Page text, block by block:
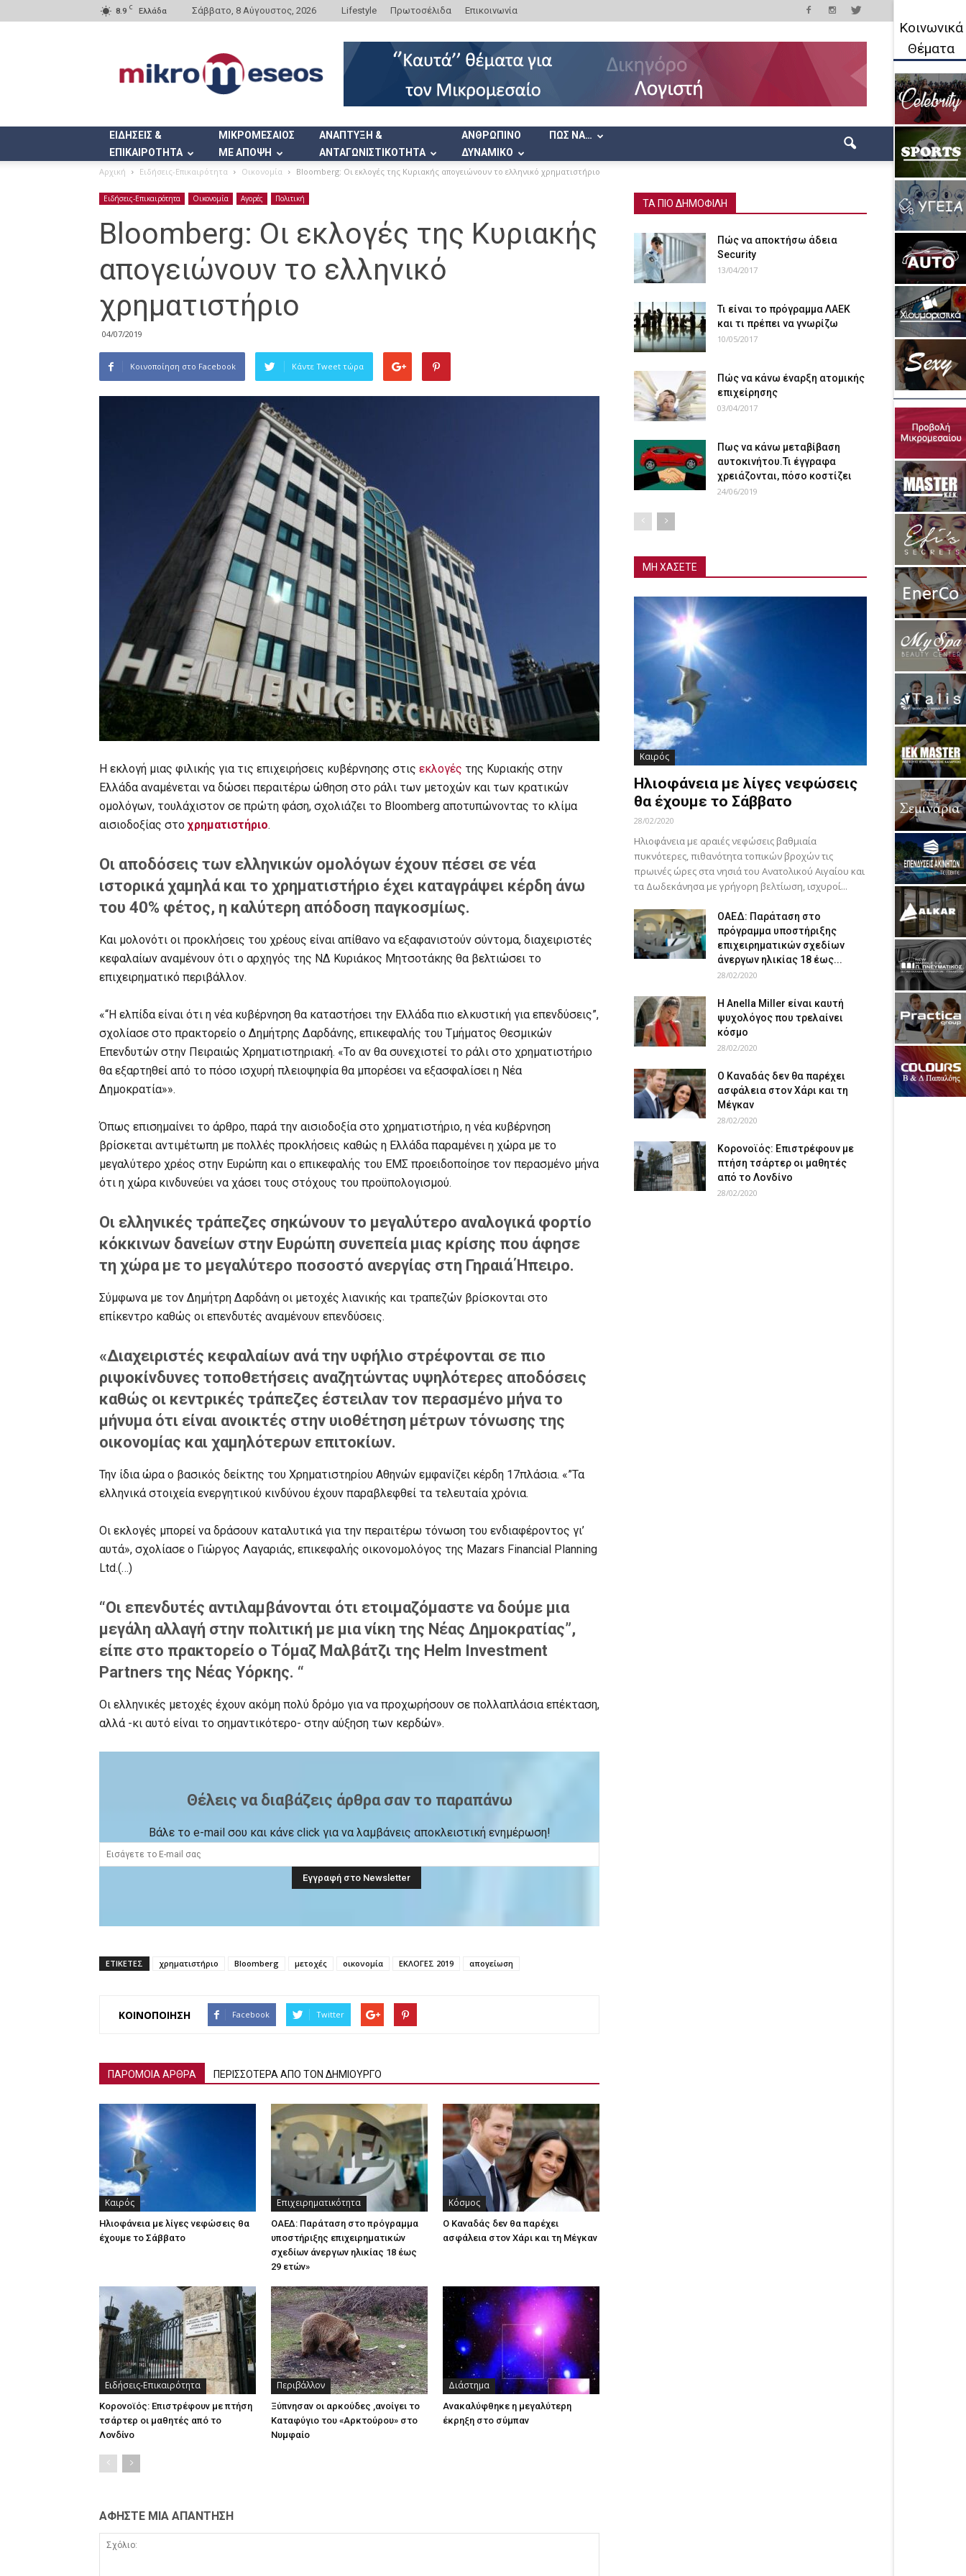
8.9 C Ελλάδα Σάββατο, 8 Αύγουστος, 2026 Lifestyle Πρωτοσέλιδα Επικοινωνία
ΕΙΔΗΣΕΙΣ &
ΕΠΙΚΑΙΡΟΤΗΤΑ
ΜΙΚΡΟΜΕΣΑΙΟΣ
ΜΕ ΑΠΟΨΗ
ΑΝΑΠΤΥΞΗ &
ΑΝΤΑΓΩΝΙΣΤΙΚΟΤΗΤΑ
ΑΝΘΡΩΠΙΝΟ
ΔΥΝΑΜΙΚΟ
ΠΩΣ ΝΑ…
Αρχική Ειδήσεις-Επικαιρότητα Οικονομία Bloomberg: Οι εκλογές της Κυριακής απογειώνουν το ελληνικό χρηματιστήριο
Ειδήσεις-Επικαιρότητα Οικονομία Αγορές Πολιτική
Bloomberg: Οι εκλογές της Κυριακής
απογειώνουν το ελληνικό
χρηματιστήριο
04/07/2019
Κοινοποίηση στο Facebook Κάντε Tweet τώρα
Η εκλογή μιας φιλικής για τις επιχειρήσεις κυβέρνησης στις εκλογές της Κυριακής στην
Ελλάδα αναμένεται να δώσει περαιτέρω ώθηση στο ράλι των μετοχών και των κρατικών
ομολόγων, τουλάχιστον σε πρώτη φάση, σχολιάζει το Βloomberg αποτυπώνοντας το κλίμα
αισιοδοξίας στοχρηματιστήριο.
Οι αποδόσεις των ελληνικών ομολόγων έχουν πέσει σε νέα
ιστορικά χαμηλά και το χρηματιστήριο έχει καταγράψει κέρδη άνω
του 40% φέτος, η καλύτερη απόδοση παγκοσμίως.
Και μολονότι οι προκλήσεις του χρέους είναι απίθανο να εξαφανιστούν σύντομα, διαχειριστές
κεφαλαίων αναμένουν ότι ο αρχηγός της ΝΔ Κυριάκος Μητσοτάκης θα βελτιώσει το
επιχειρηματικό περιβάλλον.
«“Η ελπίδα είναι ότι η νέα κυβέρνηση θα καταστήσει την Ελλάδα πιο ελκυστική για επενδύσεις”,
σχολίασε στο πρακτορείο ο Δημήτρης Δαρδάνης, επικεφαλής του Τμήματος Θεσμικών
Επενδυτών στην Πειραιώς Χρηματιστηριακή. «Το αν θα συνεχιστεί το ράλι στο χρηματιστήριο
θα εξαρτηθεί από το πόσο ισχυρή πλειοψηφία θα μπορέσει να εξασφαλίσει η Νέα
Δημοκρατία»».
Όπως επισημαίνει το άρθρο, παρά την αισιοδοξία στο χρηματιστήριο, η νέα κυβέρνηση
βρίσκεται αντιμέτωπη με πολλές προκλήσεις καθώς η Ελλάδα παραμένει η χώρα με το
μεγαλύτερο χρέος στην Ευρώπη και ο επικεφαλής του ΕΜΣ προειδοποίησε τον περασμένο μήνα
ότι η χώρα κινδυνεύει να χάσει τους στόχους του προϋπολογισμού.
Οι ελληνικές τράπεζες σηκώνουν το μεγαλύτερο αναλογικά φορτίο
κόκκινων δανείων στην Ευρώπη συνεπεία μιας κρίσης που άφησε
τη χώρα με το μεγαλύτερο ποσοστό ανεργίας στη Γηραιά Ήπειρο.
Σύμφωνα με τον Δημήτρη Δαρδάνη οι μετοχές λιανικής και τραπεζών βρίσκονται στο
επίκεντρο καθώς οι επενδυτές αναμένουν επενδύσεις.
«Διαχειριστές κεφαλαίων ανά την υφήλιο στρέφονται σε πιο
ριψοκίνδυνες τοποθετήσεις αναζητώντας υψηλότερες αποδόσεις
καθώς οι κεντρικές τράπεζες έστειλαν τον περασμένο μήνα το
μήνυμα ότι είναι ανοικτές στην υιοθέτηση μέτρων τόνωσης της
οικονομίας και χαμηλότερων επιτοκίων.
Την ίδια ώρα ο βασικός δείκτης του Χρηματιστηρίου Αθηνών εμφανίζει κέρδη 17πλάσια. «”Τα
ελληνικά στοιχεία ενεργητικού κινδύνου έχουν παραβλεφθεί τα τελευταία χρόνια.
Οι εκλογές μπορεί να δράσουν καταλυτικά για την περαιτέρω τόνωση του ενδιαφέροντος γι’
αυτά», σχολίασε ο Γιώργος Λαγαριάς, επικεφαλής οικονομολόγος της Mazars Financial Planning
Ltd.(…)
“Οι επενδυτές αντιλαμβάνονται ότι ετοιμαζόμαστε να δούμε μια
μεγάλη αλλαγή στην πολιτική με μια νίκη της Νέας Δημοκρατίας”,
είπε στο πρακτορείο ο Τόμαζ Μαλβάτζι της Helm Investment
Partners της Νέας Υόρκης. “
Οι ελληνικές μετοχές έχουν ακόμη πολύ δρόμο για να προχωρήσουν σε πολλαπλάσια επέκταση,
αλλά -κι αυτό είναι το σημαντικότερο- στην αύξηση των κερδών».
Θέλεις να διαβάζεις άρθρα σαν το παραπάνω
Βάλε το e-mail σου και κάνε click για να λαμβάνεις αποκλειστική ενημέρωση!
ΕΤΙΚΕΤΕΣ χρηματιστήριο Bloomberg μετοχές οικονομία ΕΚΛΟΓΕΣ 2019 απογείωση
ΚΟΙΝΟΠΟΙΗΣΗ Facebook Twitter
ΠΑΡΟΜΟΙΑ ΑΡΘΡΑ ΠΕΡΙΣΣΟΤΕΡΑ ΑΠΟ ΤΟΝ ΔΗΜΙΟΥΡΓΟ
Καιρός
Ηλιοφάνεια με λίγες νεφώσεις θα
έχουμε το Σάββατο
Επιχειρηματικότητα
ΟΑΕΔ: Παράταση στο πρόγραμμα
υποστήριξης επιχειρηματικών
σχεδίων άνεργων ηλικίας 18 έως
29 ετών»
Κόσμος
Ο Καναδάς δεν θα παρέχει
ασφάλεια στον Χάρι και τη Μέγκαν
Ειδήσεις-Επικαιρότητα
Κορονοϊός: Επιστρέφουν με πτήση
τσάρτερ οι μαθητές από το
Λονδίνο
Περιβάλλον
Ξύπνησαν οι αρκούδες ,ανοίγει το
Καταφύγιο του «Αρκτούρου» στο
Νυμφαίο
Διάστημα
Ανακαλύφθηκε η μεγαλύτερη
έκρηξη στο σύμπαν
ΑΦΗΣΤΕ ΜΙΑ ΑΠΑΝΤΗΣΗ
ΤΑ ΠΙΟ ΔΗΜΟΦΙΛΗ
Πώς να αποκτήσω άδεια
Security
13/04/2017
Τι είναι το πρόγραμμα ΛΑΕΚ
και τι πρέπει να γνωρίζω
10/05/2017
Πώς να κάνω έναρξη ατομικής
επιχείρησης
03/04/2017
Πως να κάνω μεταβίβαση
αυτοκινήτου.Τι έγγραφα
χρειάζονται, πόσο κοστίζει
24/06/2019
ΜΗ ΧΑΣΕΤΕ
Καιρός
Ηλιοφάνεια με λίγες νεφώσεις
θα έχουμε το Σάββατο
28/02/2020
Ηλιοφάνεια με αραιές νεφώσεις βαθμιαία
πυκνότερες, πιθανότητα τοπικών βροχών τις
πρωινές ώρες στα νησιά του Ανατολικού Αιγαίου και
τα Δωδεκάνησα με γρήγορη βελτίωση, ισχυροί...
ΟΑΕΔ: Παράταση στο
πρόγραμμα υποστήριξης
επιχειρηματικών σχεδίων
άνεργων ηλικίας 18 έως...
28/02/2020
Η Anella Miller είναι καυτή
ψυχολόγος που τρελαίνει
κόσμο
28/02/2020
Ο Καναδάς δεν θα παρέχει
ασφάλεια στον Χάρι και τη
Μέγκαν
28/02/2020
Κορονοϊός: Επιστρέφουν με
πτήση τσάρτερ οι μαθητές
από το Λονδίνο
28/02/2020
Κοινωνικά
Θέματα